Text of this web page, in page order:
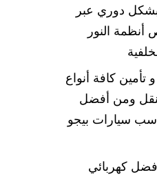
دوري عبر
النور
تأمين كافة أنواع
ومن أفضل
سيارات بيجو
كهربائي